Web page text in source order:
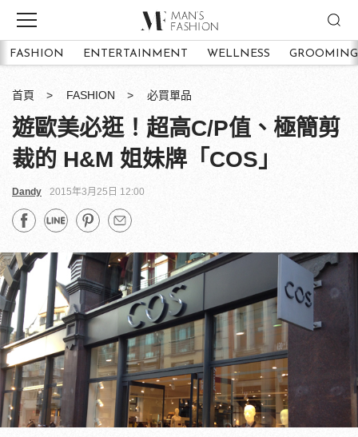
FASHION ENTERTAINMENT WELLNESS GROOMING
首頁 FASHION 必買單品
遊歐美必逛！超高C/P值、極簡剪
裁的 H&M 姐妹牌「COS」
Dandy 2015年3月25日 12:00